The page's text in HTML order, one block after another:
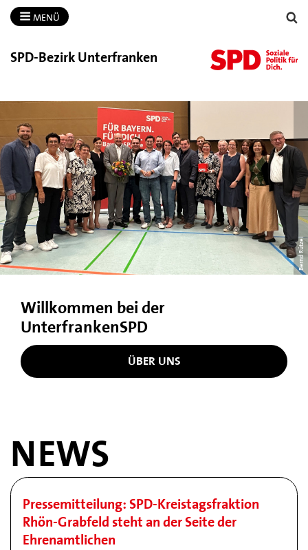
MENÜ
SPD-​Bezirk Unterfranken
Bernd Rützel
Willkommen bei der
UnterfrankenSPD
ÜBER UNS
NEWS
Pressemitteilung: SPD-Kreistagsfraktion
Rhön-Grabfeld steht an der Seite der
Ehrenamtlichen